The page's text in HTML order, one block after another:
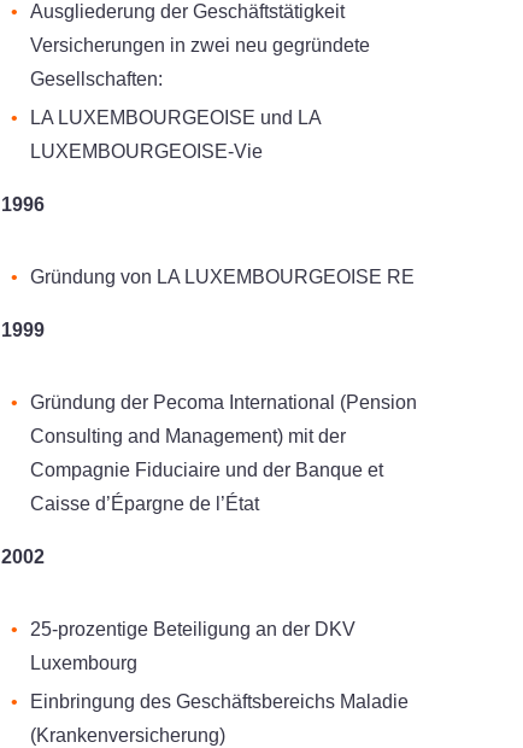
Ausgliederung der Geschäftstätigkeit
Versicherungen in zwei neu gegründete
Gesellschaften:
LA LUXEMBOURGEOISE und LA
LUXEMBOURGEOISE-Vie
1996
Gründung von LA LUXEMBOURGEOISE RE
1999
Gründung der Pecoma International (Pension
Consulting and Management) mit der
Compagnie Fiduciaire und der Banque et
Caisse d’Épargne de l’État
2002
25-prozentige Beteiligung an der DKV
Luxembourg
Einbringung des Geschäftsbereichs Maladie
(Krankenversicherung)